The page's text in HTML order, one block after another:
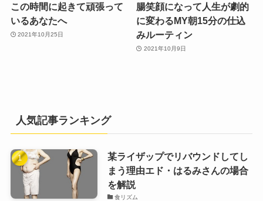
この時間に起きて頑張って
いるあなたへ
2021年10月25日
腸笑顔になって人生が劇的
に変わるMY朝15分の仕込
みルーティン
2021年10月9日
人気記事ランキング
某ライザップでリバウンドしてし
まう理由エド・はるみさんの場合
を解説
食リズム